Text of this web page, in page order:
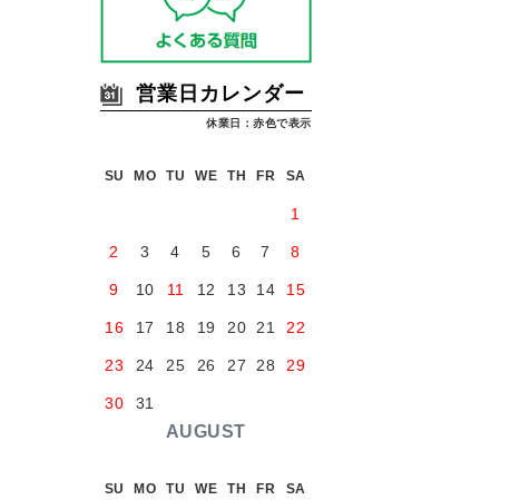
営業日カレンダー
休業日：赤色で表示
AUGUST
SU MO TU WE TH FR SA
1
2 3 4 5 6 7 8
9 10 11 12 13 14 15
16 17 18 19 20 21 22
23 24 25 26 27 28 29
30 31
SU MO TU WE TH FR SA